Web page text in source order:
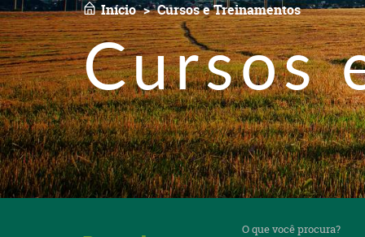
Início Cursos e Treinamentos
Cursos
que